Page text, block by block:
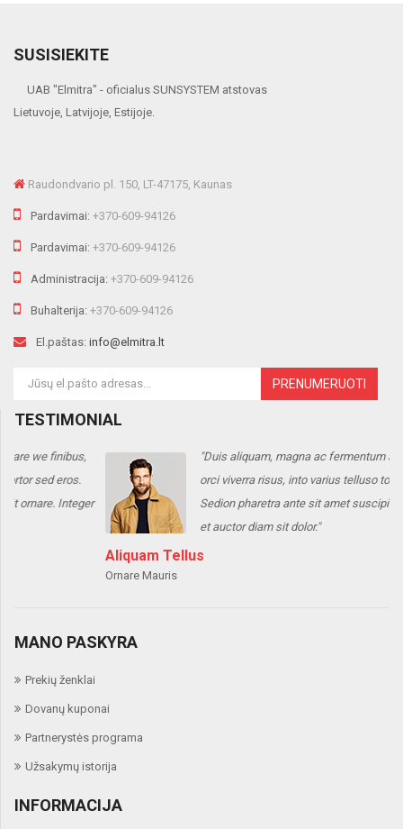
SUSISIEKITE
UAB "Elmitra" - oficialus SUNSYSTEM atstovas
Lietuvoje, Latvijoje, Estijoje.
Raudondvario pl. 150, LT-47175, Kaunas
Pardavimai: +370-609-94126
Pardavimai: +370-609-94126
Administracija: +370-609-94126
Buhalterija: +370-609-94126
El.paštas: info@elmitra.lt
PRENUMERUOTI
TESTIMONIAL
"Duis aliquam, magna ac fermentum are we finibus,
orci viverra risus, into varius telluso tortor sed eros.
Sedion pharetra ante sit amet suscipit ornare.
et auctor diam sit dolor."
Aliquam Tellus
Ornare Mauris
MANO PASKYRA
Prekių ženklai
Dovanų kuponai
Partnerystės programa
Užsakymų istorija
INFORMACIJA